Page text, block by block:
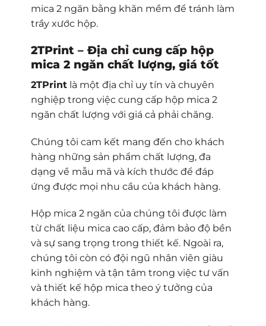
mica 2 ngăn bằng khăn mềm để tránh làm
trầy xước hộp.
2TPrint – Địa chỉ cung cấp hộp
mica 2 ngăn chất lượng, giá tốt
2TPrintlà một địa chỉ uy tín và chuyên
nghiệp trong việc cung cấp hộp mica 2
ngăn chất lượng với giá cả phải chăng.
Chúng tôi cam kết mang đến cho khách
hàng những sản phẩm chất lượng, đa
dạng về mẫu mã và kích thước để đáp
ứng được mọi nhu cầu của khách hàng.
Hộp mica 2 ngăn của chúng tôi được làm
từ chất liệu mica cao cấp, đảm bảo độ bền
và sự sang trọng trong thiết kế. Ngoài ra,
chúng tôi còn có đội ngũ nhân viên giàu
kinh nghiệm và tận tâm trong việc tư vấn
và thiết kế hộp mica theo ý tưởng của
khách hàng.